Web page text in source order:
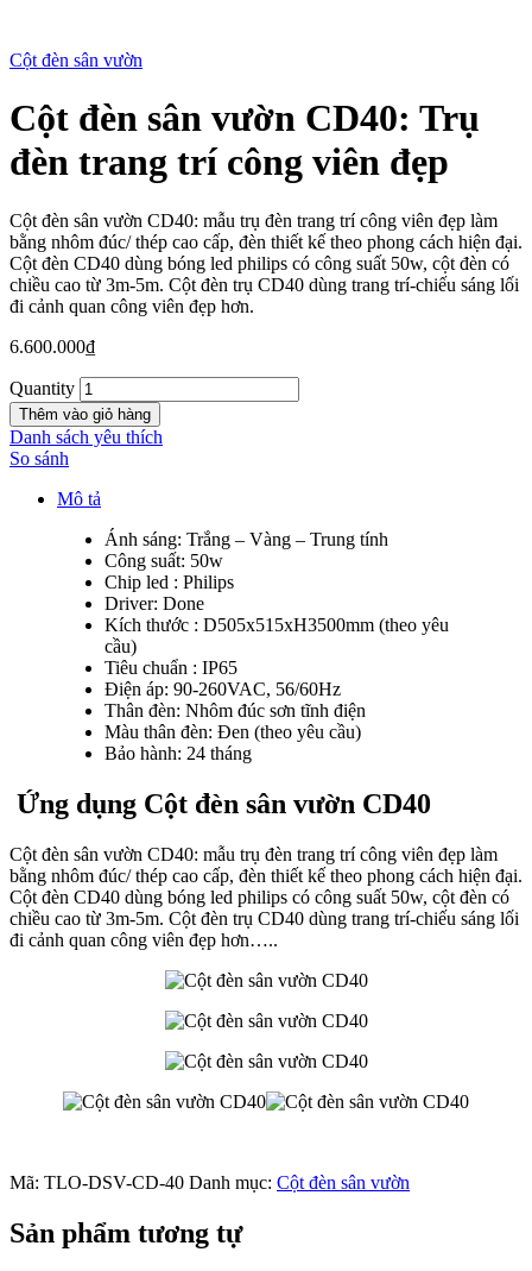
New
Cột đèn sân vườn
Cột đèn sân vườn CD40: Trụ
đèn trang trí công viên đẹp
Cột đèn sân vườn CD40: mẫu trụ đèn trang trí công viên đẹp làm
bằng nhôm đúc/ thép cao cấp, đèn thiết kế theo phong cách hiện đại.
Cột đèn CD40 dùng bóng led philips có công suất 50w, cột đèn có
chiều cao từ 3m-5m. Cột đèn trụ CD40 dùng trang trí-chiếu sáng lối
đi cảnh quan công viên đẹp hơn.
6.600.000₫
Quantity
Thêm vào giỏ hàng
Danh sách yêu thích
So sánh
Mô tả
Ánh sáng: Trắng – Vàng – Trung tính
Công suất: 50w
Chip led : Philips
Driver: Done
Kích thước : D505x515xH3500mm (theo yêu
cầu)
Tiêu chuẩn : IP65
Điện áp: 90-260VAC, 56/60Hz
Thân đèn: Nhôm đúc sơn tĩnh điện
Màu thân đèn: Đen (theo yêu cầu)
Bảo hành: 24 tháng
Ứng dụng Cột đèn sân vườn CD40
Cột đèn sân vườn CD40: mẫu trụ đèn trang trí công viên đẹp làm
bằng nhôm đúc/ thép cao cấp, đèn thiết kế theo phong cách hiện đại.
Cột đèn CD40 dùng bóng led philips có công suất 50w, cột đèn có
chiều cao từ 3m-5m. Cột đèn trụ CD40 dùng trang trí-chiếu sáng lối
đi cảnh quan công viên đẹp hơn…..
Mã: TLO-DSV-CD-40 Danh mục: Cột đèn sân vườn
Sản phẩm tương tự